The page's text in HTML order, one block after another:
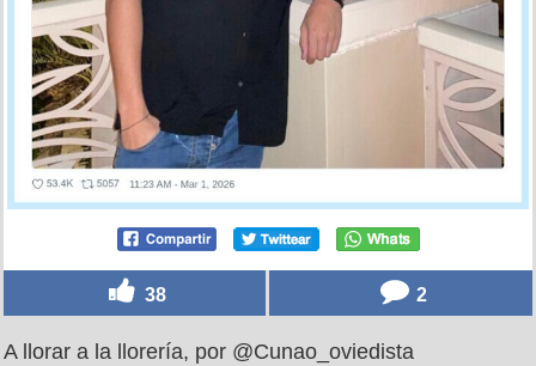
38 2
A llorar a la llorería, por @Cunao_oviedista